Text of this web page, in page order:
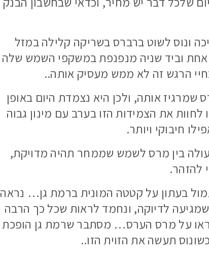
ונוס לשוט ברברס בשריקה קלילה במזל
אחת וביד שניה מנפנפת במשקפי השמש שלה
הרגש זה לא ממש מעסיק אותה..
אותה, ולכן היא נצמדת היום באופן
את הצמידות הזו בערב עם מינון גבוה
חיבוקי ויותר.
בין מרס לשמש שממחר תהיה מדויקת,
להזהר.
בעתון על קטטה המונית ברמת גן… נראה
לדיוקה, ונחמד לראות שכל כך הרבה
על מרס הערס… מסתבר שרמת גן הופכת
תעשה את הזוית הזו..